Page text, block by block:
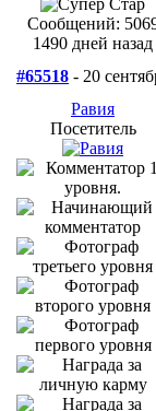
Сообщений:
1490 дней назад
#65518 - 20
Равия
Посетитель